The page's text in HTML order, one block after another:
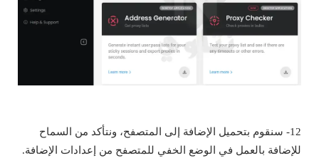
12- سنقوم بتحميل الإضافة إلى المتصفح، ونتأكد من السماح
للإضافة بالعمل في الوضع الخفي للمتصفح من إعدادات الإضافة.